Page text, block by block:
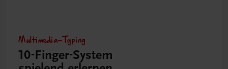
Multimedia-Typing
10-Finger-­System